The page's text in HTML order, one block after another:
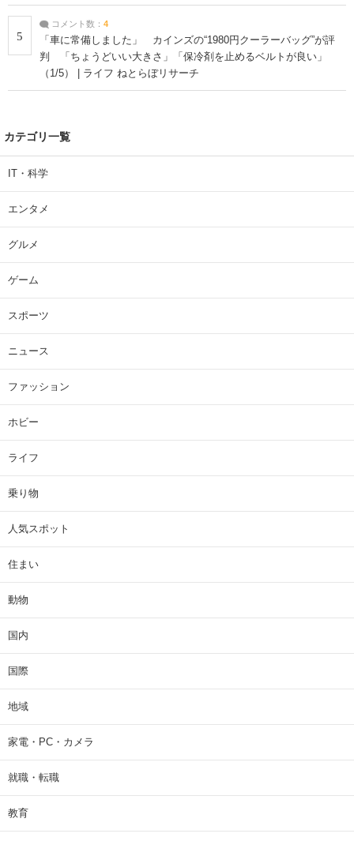
5
コメント数： 4
「車に常備しました」 カインズの“1980円クーラーバッグ”が評
判 「ちょうどいい大きさ」「保冷剤を止めるベルトが良い」
（1/5） | ライフ ねとらぼリサーチ
カテゴリ一覧
IT・科学
エンタメ
グルメ
ゲーム
スポーツ
ニュース
ファッション
ホビー
ライフ
乗り物
人気スポット
住まい
動物
国内
国際
地域
家電・PC・カメラ
就職・転職
教育